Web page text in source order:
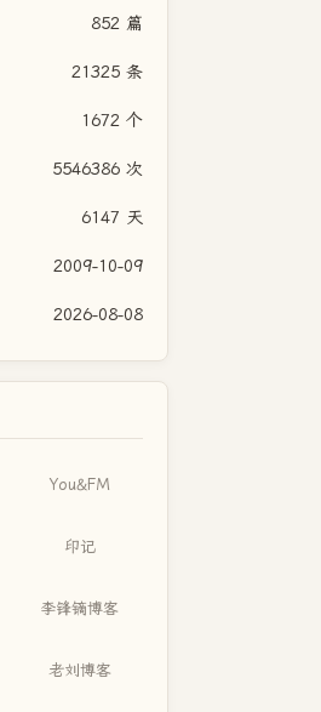
852 篇
21325 条
1672 个
5546386 次
6147 天
2009-10-09
2026-08-08
You&FM
印记
李锋镝博客
老刘博客